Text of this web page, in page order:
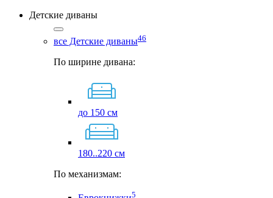
Детские диваны
все Детские диваны46
По ширине дивана:
до 150 см
180..220 см
По механизмам:
5